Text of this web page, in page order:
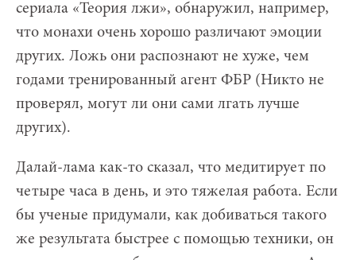
сериала «Теория лжи», обнаружил, например,
что монахи очень хорошо различают эмоции
других. Ложь они распознают не хуже, чем
годами тренированный агент ФБР (Никто не
проверял, могут ли они сами лгать лучше
других).
Далай-лама как-то сказал, что медитирует по
четыре часа в день, и это тяжелая работа. Если
бы ученые придумали, как добиваться такого
же результата быстрее с помощью техники, он